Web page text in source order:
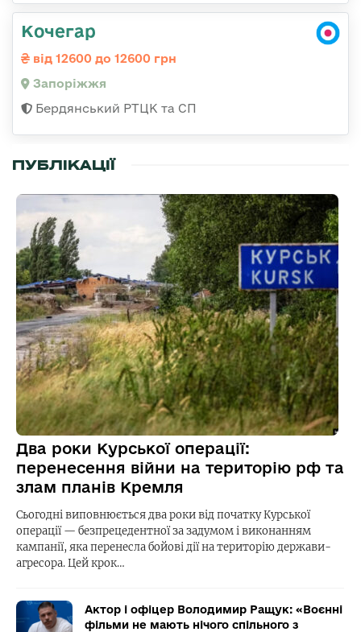
Кочегар
від 12600 до 12600 грн
Запоріжжя
Бердянський РТЦК та СП
ПУБЛІКАЦІЇ
Два роки Курської операції:
перенесення війни на територію рф та
злам планів Кремля
Сьогодні виповнюється два роки від початку Курської
операції — безпрецедентної за задумом і виконанням
кампанії, яка перенесла бойові дії на територію держави-
агресора. Цей крок…
Актор і офіцер Володимир Ращук: «Воєнні
фільми не мають нічого спільного з